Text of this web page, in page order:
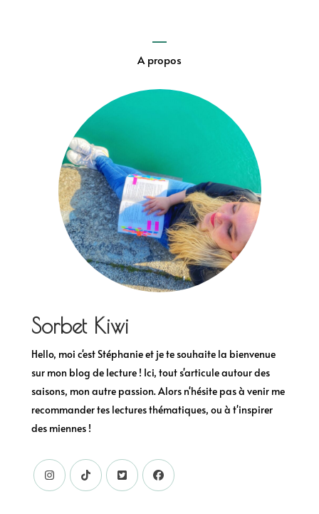
A propos
Sorbet Kiwi
Hello, moi c'est Stéphanie et je te souhaite la bienvenue
sur mon blog de lecture ! Ici, tout s'articule autour des
saisons, mon autre passion. Alors n'hésite pas à venir me
recommander tes lectures thématiques, ou à t'inspirer
des miennes !